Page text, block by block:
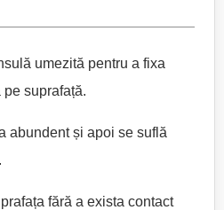
umezită pentru a fixa
suprafață.
abundent și apoi se suflă
fără a exista contact